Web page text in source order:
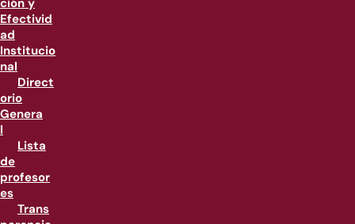
ción y
Efectivid
ad
Institucio
nal
Direct
orio
Genera
l
Lista
de
profesor
es
Trans